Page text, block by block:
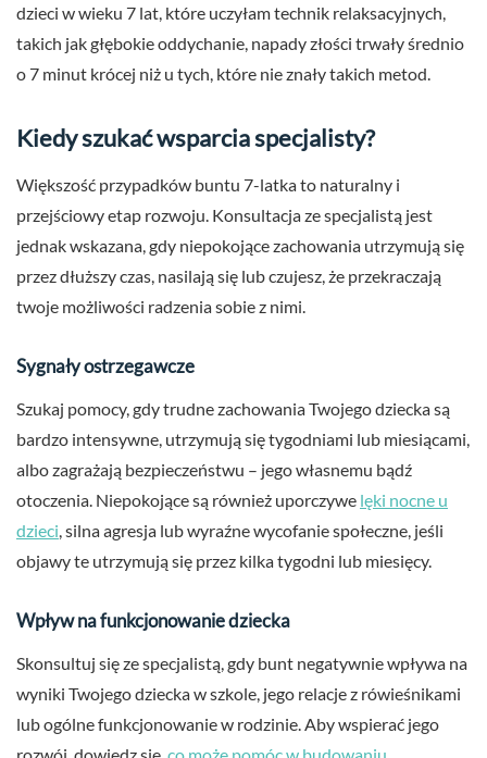
dzieci w wieku 7 lat, które uczyłam technik relaksacyjnych,
takich jak głębokie oddychanie, napady złości trwały średnio
o 7 minut krócej niż u tych, które nie znały takich metod.
Kiedy szukać wsparcia specjalisty?
Większość przypadków buntu 7-latka to naturalny i
przejściowy etap rozwoju. Konsultacja ze specjalistą jest
jednak wskazana, gdy niepokojące zachowania utrzymują się
przez dłuższy czas, nasilają się lub czujesz, że przekraczają
twoje możliwości radzenia sobie z nimi.
Sygnały ostrzegawcze
Szukaj pomocy, gdy trudne zachowania Twojego dziecka są
bardzo intensywne, utrzymują się tygodniami lub miesiącami,
albo zagrażają bezpieczeństwu – jego własnemu bądź
otoczenia. Niepokojące są również uporczywe lęki nocne u
dzieci , silna agresja lub wyraźne wycofanie społeczne, jeśli
objawy te utrzymują się przez kilka tygodni lub miesięcy.
Wpływ na funkcjonowanie dziecka
Skonsultuj się ze specjalistą, gdy bunt negatywnie wpływa na
wyniki Twojego dziecka w szkole, jego relacje z rówieśnikami
lub ogólne funkcjonowanie w rodzinie. Aby wspierać jego
rozwój, dowiedz się, co może pomóc w budowaniu